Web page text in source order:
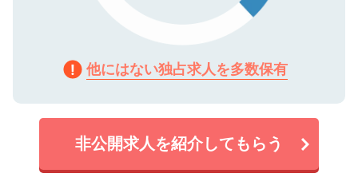
他にはない独占求人を多数保有
非公開求人を紹介してもらう